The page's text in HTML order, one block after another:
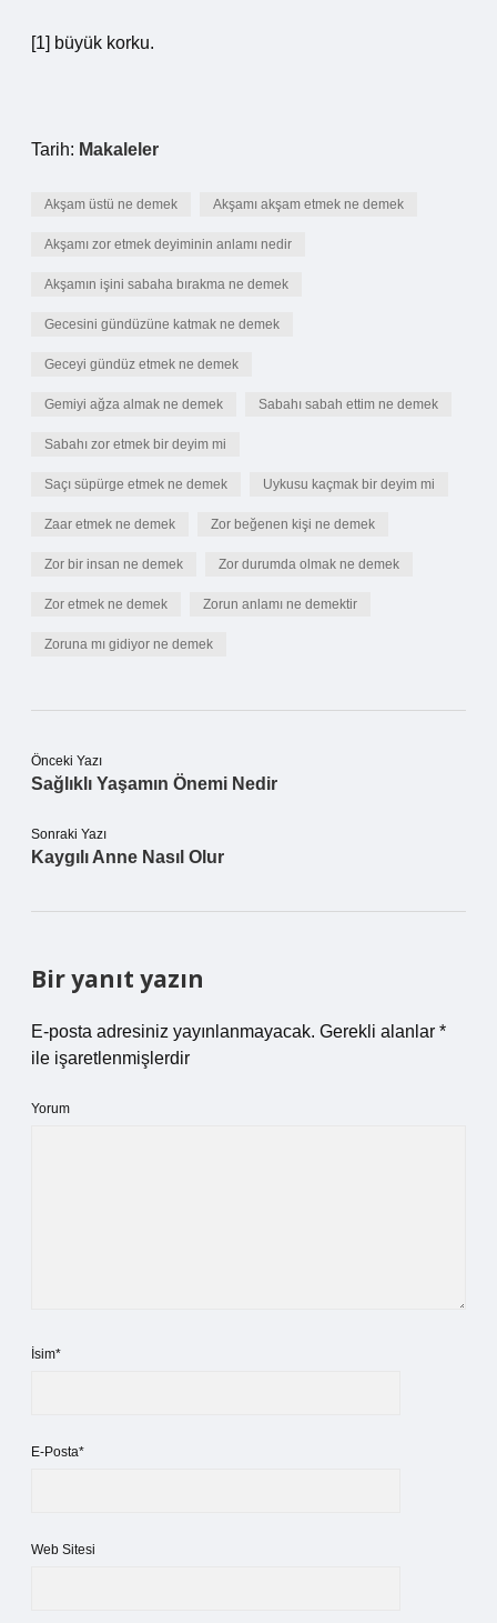
[1] büyük korku.
Tarih: Makaleler
Akşam üstü ne demek Akşamı akşam etmek ne demek
Akşamı zor etmek deyiminin anlamı nedir
Akşamın işini sabaha bırakma ne demek
Gecesini gündüzüne katmak ne demek
Geceyi gündüz etmek ne demek
Gemiyi ağza almak ne demek Sabahı sabah ettim ne demek
Sabahı zor etmek bir deyim mi
Saçı süpürge etmek ne demek Uykusu kaçmak bir deyim mi
Zaar etmek ne demek Zor beğenen kişi ne demek
Zor bir insan ne demek Zor durumda olmak ne demek
Zor etmek ne demek Zorun anlamı ne demektir
Zoruna mı gidiyor ne demek
Önceki Yazı
Sağlıklı Yaşamın Önemi Nedir
Sonraki Yazı
Kaygılı Anne Nasıl Olur
Bir yanıt yazın
E-posta adresiniz yayınlanmayacak. Gerekli alanlar *
ile işaretlenmişlerdir
Yorum
İsim*
E-Posta*
Web Sitesi